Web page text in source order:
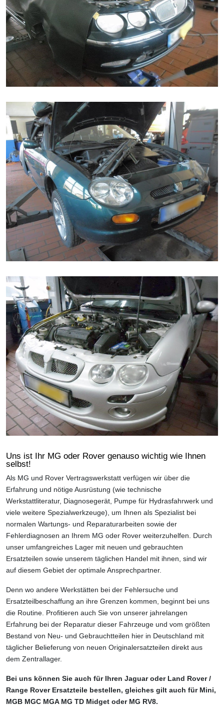
Uns ist Ihr MG oder Rover genauso wichtig wie Ihnen
selbst!
Als MG und Rover Vertragswerkstatt verfügen wir über die
Erfahrung und nötige Ausrüstung (wie technische
Werkstattliteratur, Diagnosegerät, Pumpe für Hydrasfahrwerk und
viele weitere Spezialwerkzeuge), um Ihnen als Spezialist bei
normalen Wartungs- und Reparaturarbeiten sowie der
Fehlerdiagnosen an Ihrem MG oder Rover weiterzuhelfen. Durch
unser umfangreiches Lager mit neuen und gebrauchten
Ersatzteilen sowie unserem täglichen Handel mit ihnen, sind wir
auf diesem Gebiet der optimale Ansprechpartner.
Denn wo andere Werkstätten bei der Fehlersuche und
Ersatzteilbeschaffung an ihre Grenzen kommen, beginnt bei uns
die Routine. Profitieren auch Sie von unserer jahrelangen
Erfahrung bei der Reparatur dieser Fahrzeuge und vom größten
Bestand von Neu- und Gebrauchtteilen hier in Deutschland mit
täglicher Belieferung von neuen Originalersatzteilen direkt aus
dem Zentrallager.
Bei uns können Sie auch für Ihren Jaguar oder Land Rover /
Range Rover Ersatzteile bestellen, gleiches gilt auch für Mini,
MGB MGC MGA MG TD Midget oder MG RV8.